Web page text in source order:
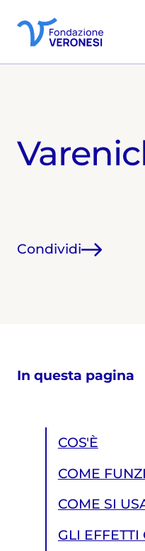
Condividi
In questa pagina
COS'È
COME
COME SI
GLI EFFETTI